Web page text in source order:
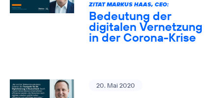
ZITAT MARKUS HAAS, CEO:
Bedeutung der
digitalen Vernetzung
in der Corona-Krise
20. Mai 2020